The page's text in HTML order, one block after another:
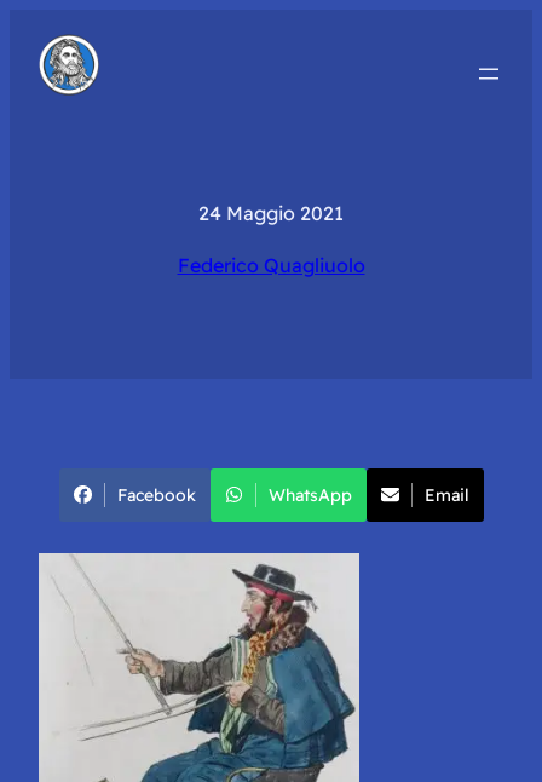
24 Maggio 2021
Federico Quagliuolo
Facebook WhatsApp Email